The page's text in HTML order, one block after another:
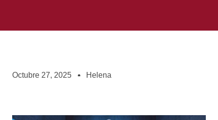
Octubre 27, 2025 Helena